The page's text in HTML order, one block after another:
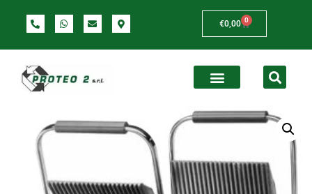
€0,00 0